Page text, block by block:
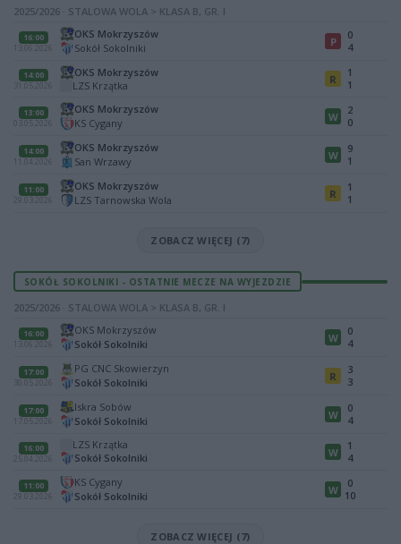
2025/2026 · STALOWA WOLA > KLASA B, GR. I
16:00
13.06.2026
OKS Mokrzyszów
Sokół Sokolniki
P
0
4
14:00
31.05.2026
OKS Mokrzyszów
LZS Krzątka
R
1
1
13:00
03.05.2026
OKS Mokrzyszów
KS Cygany
W
2
0
14:00
11.04.2026
OKS Mokrzyszów
San Wrzawy
W
9
1
11:00
29.03.2026
OKS Mokrzyszów
LZS Tarnowska Wola
R
1
1
ZOBACZ WIĘCEJ (7)
SOKÓŁ SOKOLNIKI - OSTATNIE MECZE NA WYJEZDZIE
2025/2026 · STALOWA WOLA > KLASA B, GR. I
16:00
13.06.2026
OKS Mokrzyszów
Sokół Sokolniki
W
0
4
17:00
30.05.2026
PG CNC Skowierzyn
Sokół Sokolniki
R
3
3
17:00
17.05.2026
Iskra Sobów
Sokół Sokolniki
W
0
4
16:00
25.04.2026
LZS Krzątka
Sokół Sokolniki
W
1
4
11:00
29.03.2026
KS Cygany
Sokół Sokolniki
W
0
10
ZOBACZ WIĘCEJ (7)